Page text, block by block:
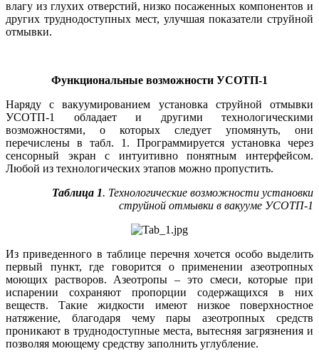
влагу из глухих отверстий, низко посаженных компонентов и
других труднодоступных мест, улучшая показатели струйной
отмывки.
Функциональные возможности УСОТП‑1
Наряду с вакуумированием установка струйной отмывки
УСОТП‑1 обладает и другими технологическими
возможностями, о которых следует упомянуть, они
перечислены в табл. 1. Программируется установка через
сенсорный экран с интуитивно понятным интерфейсом.
Любой из технологических этапов можно пропустить.
Таблица 1. Технологические возможности установки
струйной отмывки в вакууме УСОТП-1
Из приведенного в таблице перечня хочется особо выделить
первый пункт, где говорится о применении азеотропных
моющих растворов. Азеотропы – это смеси, которые при
испарении сохраняют пропорции содержащихся в них
веществ. Такие жидкости имеют низкое поверхностное
натяжение, благодаря че­му па­ры азеотропных средств
проникают в труднодоступные места, вытесняя загрязнения и
позволяя моющему средству заполнить углубление.